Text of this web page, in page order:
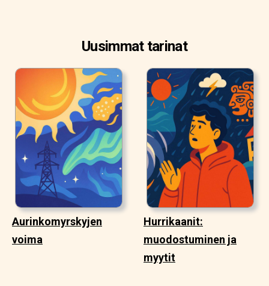
Uusimmat tarinat
Aurinkomyrskyjen
voima
Hurrikaanit:
muodostuminen ja
myytit